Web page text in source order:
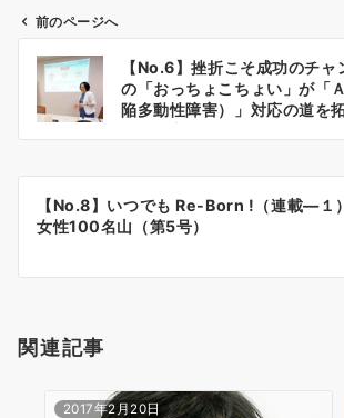
ン
前のページへ
【No.6】挫折こそ成功のチャ
の「おっちょこちょい」が「
陥多動性障害）」対応の道を
【No.8】いつでも Re-Born !（連載―１
女性100名山（第5号）
関連記事
2017年2月20日